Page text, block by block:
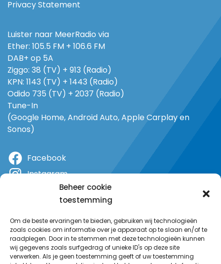
Beheer cookie
toestemming
Om de beste ervaringen te bieden, gebruiken wij technologieën
zoals cookies om informatie over je apparaat op te slaan en/of te
raadplegen. Door in te stemmen met deze technologieën kunnen
wij gegevens zoals surfgedrag of unieke ID's op deze site
verwerken. Als je geen toestemming geeft of uw toestemming
Privacy Statement
Luister naar MeerRadio via
Ether: 105.5 FM + 106.6 FM
DAB+ op 5A
Ziggo: 38 (TV) + 913 (Radio)
KPN: 1143 (TV) + 1443 (Radio)
Odido 735 (TV) + 2037 (Radio)
Tune-In
(Google Home, Android Auto, Apple Carplay en
Sonos)
Facebook
Instagram
YouTube